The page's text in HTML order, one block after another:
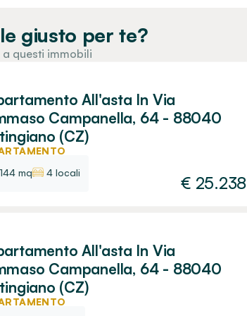
giusto per te?
a questi immobili
All'asta In Via
Campanella, 64 - 88040
(CZ)
144 mq
4 locali
€ 25.238
All'asta In Via
Campanella, 64 - 88040
(CZ)